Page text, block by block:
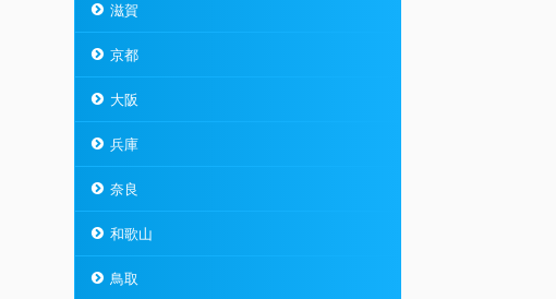
滋賀
京都
大阪
兵庫
奈良
和歌山
鳥取